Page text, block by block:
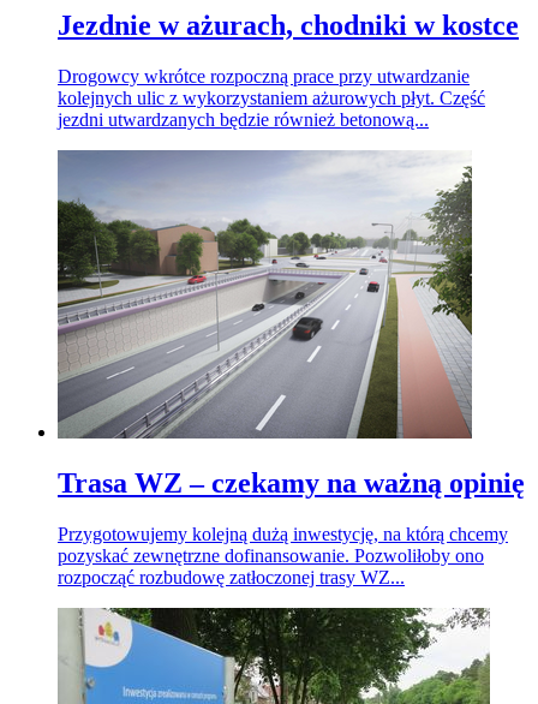
Jezdnie w ażurach, chodniki w kostce
Drogowcy wkrótce rozpoczną prace przy utwardzanie
kolejnych ulic z wykorzystaniem ażurowych płyt. Część
jezdni utwardzanych będzie również betonową...
Trasa WZ – czekamy na ważną opinię
Przygotowujemy kolejną dużą inwestycję, na którą chcemy
pozyskać zewnętrzne dofinansowanie. Pozwoliłoby ono
rozpocząć rozbudowę zatłoczonej trasy WZ...